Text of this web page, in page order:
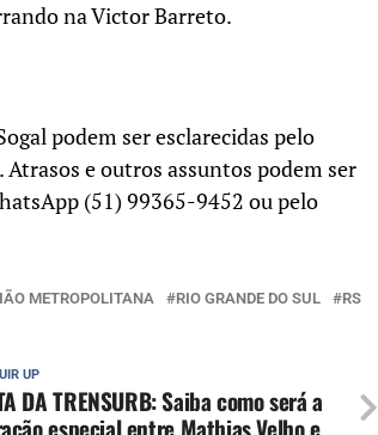
na Victor Barreto.
podem ser esclarecidas pelo
e outros assuntos podem ser
(51) 99365-9452 ou pelo
METROPOLITANA RIO GRANDE DO SUL
RS
UP
DA TRENSURB: Saiba como será a